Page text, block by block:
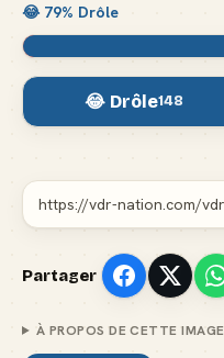
😂 79% Drôle
😂 Drôle148
Partager
À PROPOS DE CETTE IMAGE